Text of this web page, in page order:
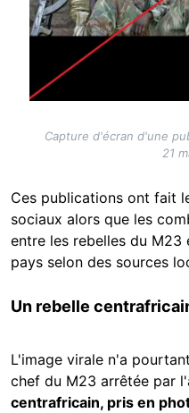
Capture d'écran d'une
21
Ces publications ont fait
sociaux alors que les
entre les rebelles du M23
pays selon des sources
Un rebelle
L'image virale n'a
chef du M23 arrêtée par
centrafricain, pris en